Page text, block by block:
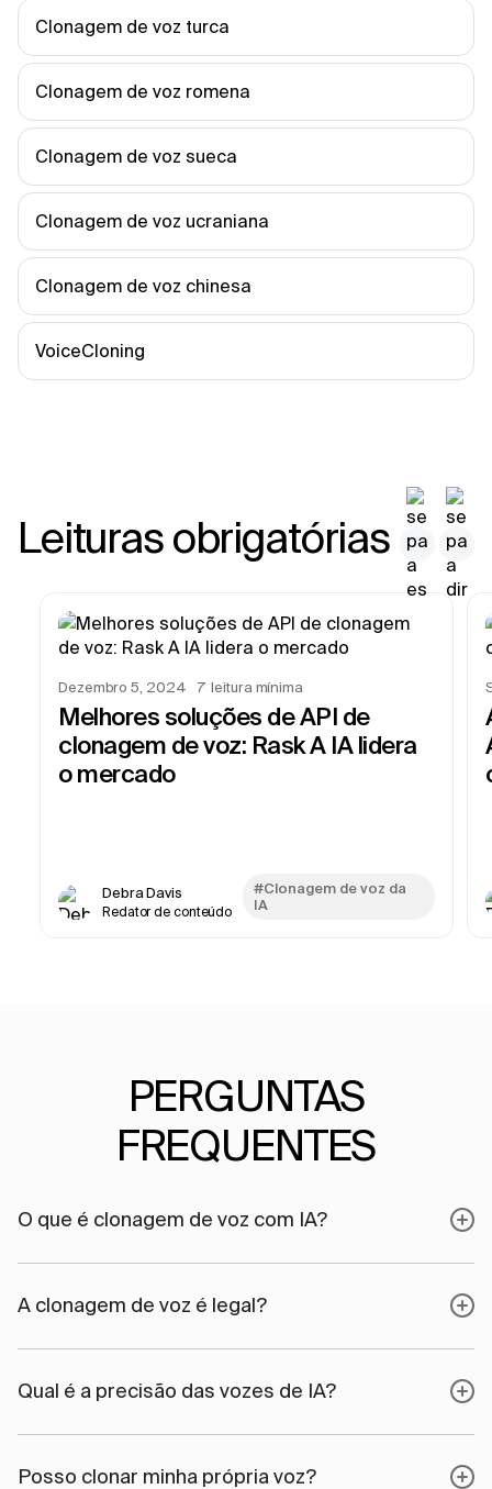
Clonagem de voz turca
Clonagem de voz romena
Clonagem de voz sueca
Clonagem de voz ucraniana
Clonagem de voz chinesa
VoiceCloning
Leituras obrigatórias
Dezembro 5, 2024 7 leitura mínima
Melhores soluções de API de
clonagem de voz: Rask A IA lidera
o mercado
Debra Davis
Redator de conteúdo
#Clonagem de voz da
IA
PERGUNTAS
FREQUENTES
O que é clonagem de voz com IA?
A clonagem de voz é legal?
Qual é a precisão das vozes de IA?
Posso clonar minha própria voz?